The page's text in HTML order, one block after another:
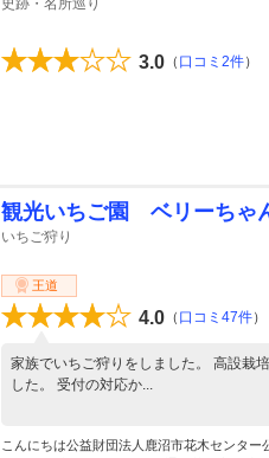
史跡・名所巡り
3.0 （ 口コミ2件）
観光いちご園 ベリーちゃ
いちご狩り
王道
4.0 （ 口コミ47件）
家族でいちご狩りをしました。 高設栽
した。 受付の対応か...
こんにちは公益財団法人鹿沼市花木センタ